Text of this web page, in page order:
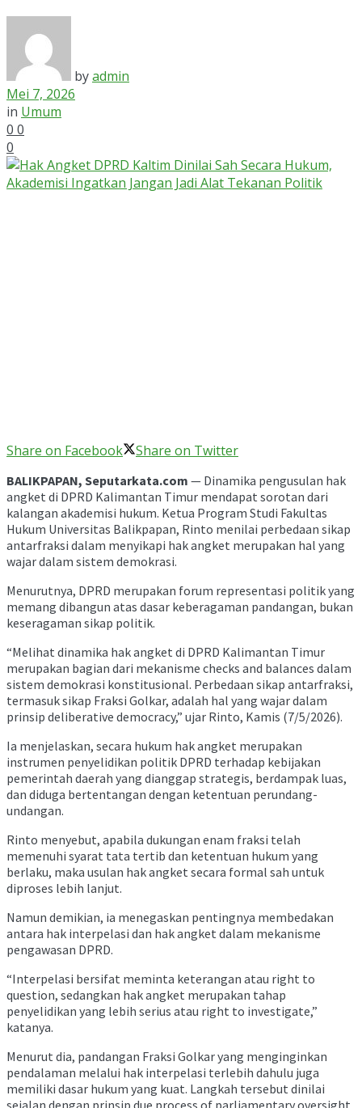
byadmin
Mei 7, 2026
in Umum
0 0
0
Share on Facebook Share on Twitter
BALIKPAPAN, Seputarkata.com — Dinamika pengusulan hak
angket di DPRD Kalimantan Timur mendapat sorotan dari
kalangan akademisi hukum. Ketua Program Studi Fakultas
Hukum Universitas Balikpapan, Rinto menilai perbedaan sikap
antarfraksi dalam menyikapi hak angket merupakan hal yang
wajar dalam sistem demokrasi.
Menurutnya, DPRD merupakan forum representasi politik yang
memang dibangun atas dasar keberagaman pandangan, bukan
keseragaman sikap politik.
“Melihat dinamika hak angket di DPRD Kalimantan Timur
merupakan bagian dari mekanisme checks and balances dalam
sistem demokrasi konstitusional. Perbedaan sikap antarfraksi,
termasuk sikap Fraksi Golkar, adalah hal yang wajar dalam
prinsip deliberative democracy,” ujar Rinto, Kamis (7/5/2026).
Ia menjelaskan, secara hukum hak angket merupakan
instrumen penyelidikan politik DPRD terhadap kebijakan
pemerintah daerah yang dianggap strategis, berdampak luas,
dan diduga bertentangan dengan ketentuan perundang-
undangan.
Rinto menyebut, apabila dukungan enam fraksi telah
memenuhi syarat tata tertib dan ketentuan hukum yang
berlaku, maka usulan hak angket secara formal sah untuk
diproses lebih lanjut.
Namun demikian, ia menegaskan pentingnya membedakan
antara hak interpelasi dan hak angket dalam mekanisme
pengawasan DPRD.
“Interpelasi bersifat meminta keterangan atau right to
question, sedangkan hak angket merupakan tahap
penyelidikan yang lebih serius atau right to investigate,”
katanya.
Menurut dia, pandangan Fraksi Golkar yang menginginkan
pendalaman melalui hak interpelasi terlebih dahulu juga
memiliki dasar hukum yang kuat. Langkah tersebut dinilai
sejalan dengan prinsip due process of parliamentary oversight